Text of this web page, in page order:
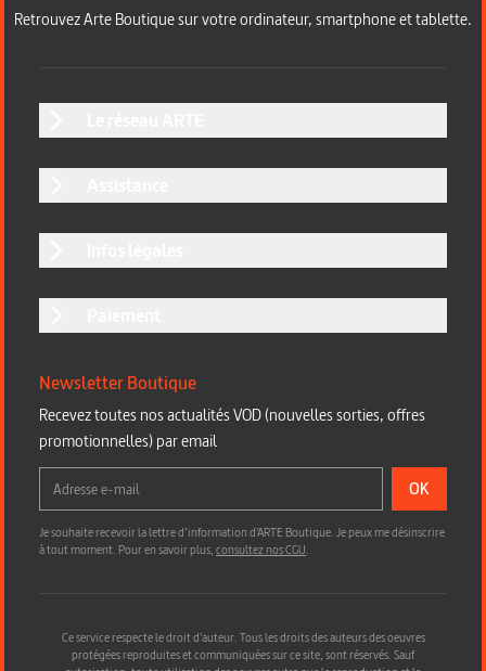
Retrouvez Arte Boutique sur votre ordinateur, smartphone et tablette.
Newsletter Boutique
Recevez toutes nos actualités VOD (nouvelles sorties, offres
promotionnelles) par email
OK
Je souhaite recevoir la lettre d’information d'ARTE Boutique. Je peux me désinscrire
à tout moment. Pour en savoir plus,consultez nos CGU.
Ce service respecte le droit d’auteur. Tous les droits des auteurs des oeuvres
protégées reproduites et communiquées sur ce site, sont réservés. Sauf